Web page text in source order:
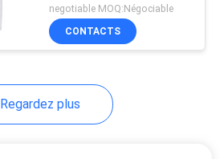
commande à distance
intelligente de 300 ml
negotiable MOQ:Négociable
CONTACTS
Regardez plus